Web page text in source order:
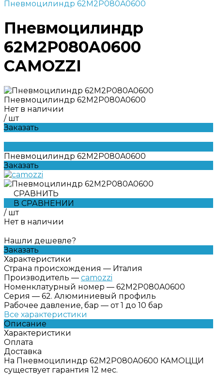
Пневмоцилиндр 62M2P080A0600
Пневмоцилиндр
62M2P080A0600
CAMOZZI
Пневмоцилиндр 62M2P080A0600
Нет в наличии
/ шт
Заказать
Пневмоцилиндр 62M2P080A0600
Заказать
СРАВНИТЬ
В СРАВНЕНИИ
/ шт
Нет в наличии
Нашли дешевле?
Заказать
Характеристики
Страна происхождения — Италия
Производитель — camozzi
Номенклатурный номер — 62M2P080A0600
Серия — 62. Алюминиевый профиль
Рабочее давление, бар — от 1 до 10 бар
Все характеристики
Описание
Характеристики
Оплата
Доставка
На Пневмоцилиндр 62M2P080A0600 КАМОЦЦИ
существует гарантия 12 мес.